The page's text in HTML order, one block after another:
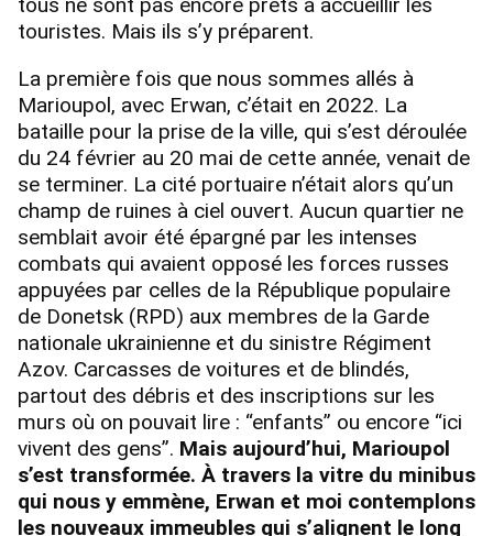
touristes. Mais ils s’y préparent.
La première fois que nous sommes allés à
Marioupol, avec Erwan, c’était en 2022. La
bataille pour la prise de la ville, qui s’est déroulée
du 24 février au 20 mai de cette année, venait de
se terminer. La cité portuaire n’était alors qu’un
champ de ruines à ciel ouvert. Aucun quartier ne
semblait avoir été épargné par les intenses
combats qui avaient opposé les forces russes
appuyées par celles de la République populaire
de Donetsk (RPD) aux membres de la Garde
nationale ukrainienne et du sinistre Régiment
Azov. Carcasses de voitures et de blindés,
partout des débris et des inscriptions sur les
murs où on pouvait lire : “enfants” ou encore “ici
vivent des gens”. Mais aujourd’hui, Marioupol
s’est transformée. À travers la vitre du minibus
qui nous y emmène, Erwan et moi contemplons
les nouveaux immeubles qui s’alignent le long